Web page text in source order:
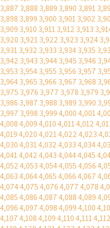
3,887 3,888 3,889 3,890 3,891
3,898 3,899 3,900 3,9013,902
3,909 3,910 3,9113,912 3,913
3,920 3,9213,922 3,923 3,924
3,9313,932 3,933 3,9343,935
3,942 3,943 3,9443,945 3,946
3,953 3,9543,955 3,956 3,957
3,9643,965 3,966 3,967 3,968
3,975 3,976 3,977 3,978 3,979
3,986 3,987 3,988 3,989 3,990
3,997 3,998 3,9994,0004,001
4,0084,0094,0104,0114,012
4,0194,0204,0214,0224,023
4,0304,0314,0324,0334,034
4,0414,0424,0434,0444,045
4,0524,0534,0544,0554,056
4,0634,0644,0654,0664,067
4,0744,0754,0764,0774,078
4,0854,0864,0874,0884,089
4,0964,0974,0984,0994,100
4,1074,1084,1094,1104,1114,112